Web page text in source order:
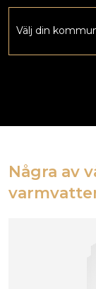
Några av